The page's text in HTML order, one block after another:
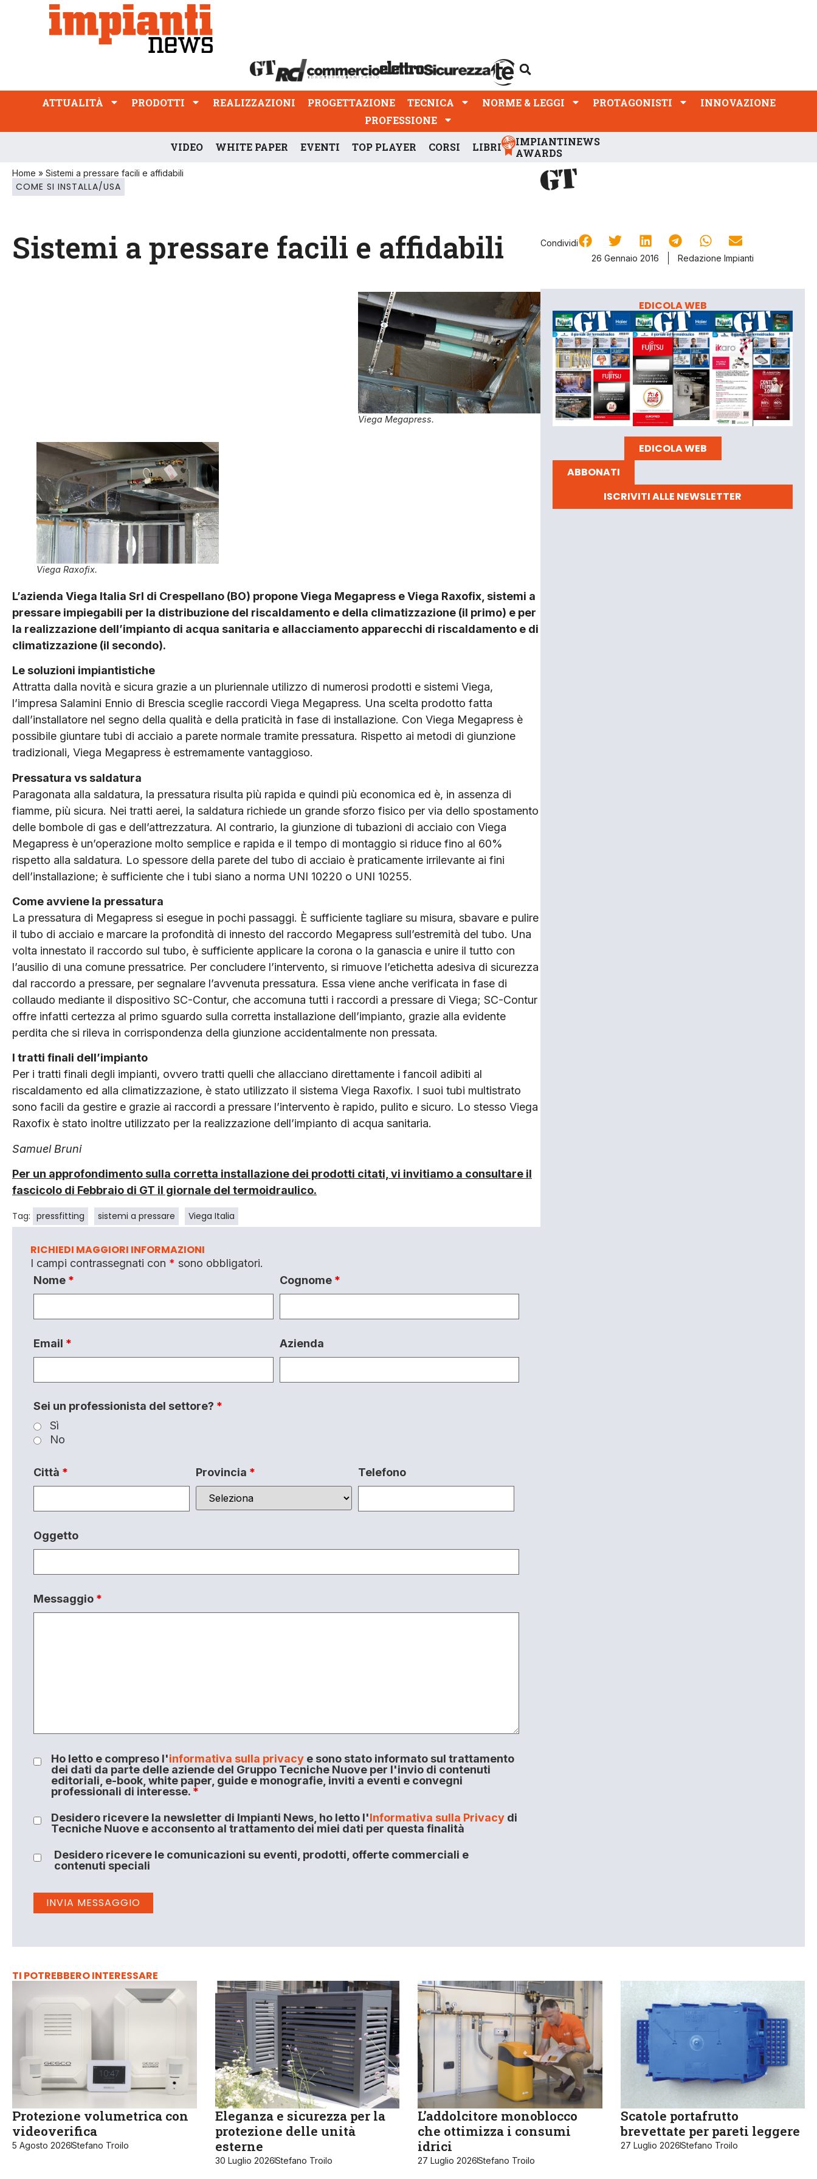
ATTUALITÀ PRODOTTI REALIZZAZIONI
PROFESSIONE
ATTUALITÀ PRODOTTI REALIZZAZIONI PROGETTAZIONE TECNICA NORME & LEGGI PROTAGONISTI
INNOVAZIONE
PROFESSIONE
VIDEO WHITE PAPER EVENTI TOP PLAYER CORSI LIBRI
IMPIANTINEWS
AWARDS
Home » Sistemi a pressare facili e affidabili
COME SI INSTALLA/USA
Sistemi a pressare facili e affidabili
Condividi
26 Gennaio 2016
Redazione Impianti
Viega Megapress.
Viega Raxofix.
L’azienda Viega Italia Srl di Crespellano (BO) propone Viega Megapress e Viega Raxofix, sistemi a
pressare impiegabili per la distribuzione del riscaldamento e della climatizzazione (il primo) e per
la realizzazione dell’impianto di acqua sanitaria e allacciamento apparecchi di riscaldamento e di
climatizzazione (il secondo).
Le soluzioni impiantistiche
Attratta dalla novità e sicura grazie a un pluriennale utilizzo di numerosi prodotti e sistemi Viega,
l’impresa Salamini Ennio di Brescia sceglie raccordi Viega Megapress. Una scelta prodotto fatta
dall’installatore nel segno della qualità e della praticità in fase di installazione. Con Viega Megapress è
possibile giuntare tubi di acciaio a parete normale tramite pressatura. Rispetto ai metodi di giunzione
tradizionali, Viega Megapress è estremamente vantaggioso.
Pressatura vs saldatura
Paragonata alla saldatura, la pressatura risulta più rapida e quindi più economica ed è, in assenza di
fiamme, più sicura. Nei tratti aerei, la saldatura richiede un grande sforzo fisico per via dello spostamento
delle bombole di gas e dell’attrezzatura. Al contrario, la giunzione di tubazioni di acciaio con Viega
Megapress è un’operazione molto semplice e rapida e il tempo di montaggio si riduce fino al 60%
rispetto alla saldatura. Lo spessore della parete del tubo di acciaio è praticamente irrilevante ai fini
dell’installazione; è sufficiente che i tubi siano a norma UNI 10220 o UNI 10255.
Come avviene la pressatura
La pressatura di Megapress si esegue in pochi passaggi. È sufficiente tagliare su misura, sbavare e pulire
il tubo di acciaio e marcare la profondità di innesto del raccordo Megapress sull’estremità del tubo. Una
volta innestato il raccordo sul tubo, è sufficiente applicare la corona o la ganascia e unire il tutto con
l’ausilio di una comune pressatrice. Per concludere l’intervento, si rimuove l’etichetta adesiva di sicurezza
dal raccordo a pressare, per segnalare l’avvenuta pressatura. Essa viene anche verificata in fase di
collaudo mediante il dispositivo SC-Contur, che accomuna tutti i raccordi a pressare di Viega; SC-Contur
offre infatti certezza al primo sguardo sulla corretta installazione dell’impianto, grazie alla evidente
perdita che si rileva in corrispondenza della giunzione accidentalmente non pressata.
I tratti finali dell’impianto
Per i tratti finali degli impianti, ovvero tratti quelli che allacciano direttamente i fancoil adibiti al
riscaldamento ed alla climatizzazione, è stato utilizzato il sistema Viega Raxofix. I suoi tubi multistrato
sono facili da gestire e grazie ai raccordi a pressare l’intervento è rapido, pulito e sicuro. Lo stesso Viega
Raxofix è stato inoltre utilizzato per la realizzazione dell’impianto di acqua sanitaria.
Samuel Bruni
Per un approfondimento sulla corretta installazione dei prodotti citati, vi invitiamo a consultare il
fascicolo di Febbraio di GT il giornale del termoidraulico.
Tag: pressfitting sistemi a pressare Viega Italia
RICHIEDI MAGGIORI INFORMAZIONI
I campi contrassegnati con * sono obbligatori.
Nome * Cognome *
Email * Azienda
Sei un professionista del settore? *
Sì
No
Città * Provincia * Telefono
Oggetto
Messaggio *
Ho letto e compreso l'informativa sulla privacye sono stato informato sul trattamento
dei dati da parte delle aziende del Gruppo Tecniche Nuove per l'invio di contenuti
editoriali, e-book, white paper, guide e monografie, inviti a eventi e convegni
professionali di interesse. *
Desidero ricevere la newsletter di Impianti News, ho letto l'Informativa sulla Privacydi
Tecniche Nuove e acconsento al trattamento dei miei dati per questa finalità
Desidero ricevere le comunicazioni su eventi, prodotti, offerte commerciali e
contenuti speciali
EDICOLA WEB
EDICOLA WEB
ABBONATI
ISCRIVITI ALLE NEWSLETTER
TI POTREBBERO INTERESSARE
Protezione volumetrica con
videoverifica
5 Agosto 2026Stefano Troilo
Eleganza e sicurezza per la
protezione delle unità
esterne
30 Luglio 2026Stefano Troilo
L’addolcitore monoblocco
che ottimizza i consumi
idrici
27 Luglio 2026Stefano Troilo
Scatole portafrutto
brevettate per pareti leggere
27 Luglio 2026Stefano Troilo